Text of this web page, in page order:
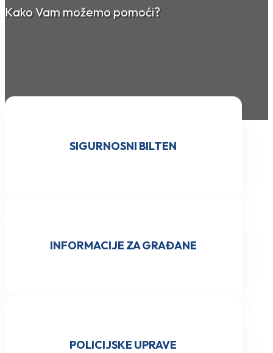
Kako Vam možemo pomoći?
SIGURNOSNI BILTEN
INFORMACIJE ZA GRAĐANE
POLICIJSKE UPRAVE